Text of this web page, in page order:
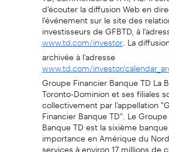
d'écouter la diffusion Web en
l'événement sur le site des
investisseurs de GFBTD, à
www.td.com/investor. La
archivée à l'adresse
www.td.com/investor/
Groupe Financier Banque TD La
Toronto-Dominion et ses filiales
collectivement par l'appellation
Financier Banque TD". Le
Banque TD est la sixième
importance en Amérique du
services à environ 17 millions de